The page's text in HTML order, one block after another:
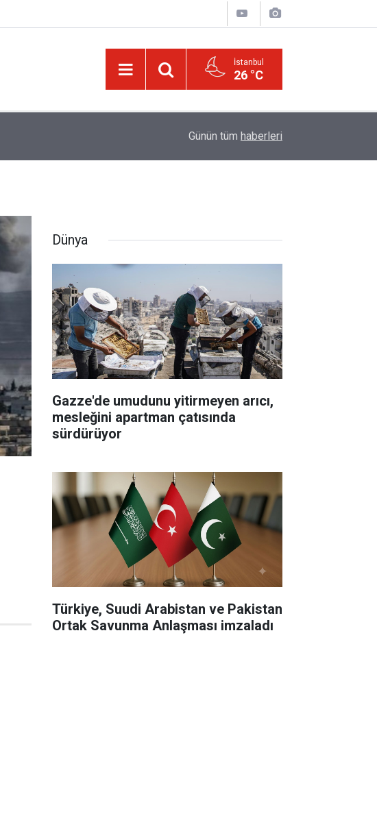
İstanbul
26 °C
Halamın bıyığı olsa amcamdan evrim
Günün tüm haberleri
Dünya
Gazze'de umudunu yitirmeyen arıcı,
mesleğini apartman çatısında
sürdürüyor
Türkiye, Suudi Arabistan ve Pakistan
Ortak Savunma Anlaşması imzaladı